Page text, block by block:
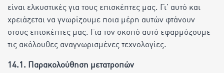
είναι ελκυστικές για τους επισκέπτες μας. Γι’ αυτό και
χρειάζεται να γνωρίζουμε ποια μέρη αυτών φτάνουν
στους επισκέπτες μας. Για τον σκοπό αυτό εφαρμόζουμε
τις ακόλουθες αναγνωρισμένες τεχνολογίες.
14.1. Παρακολούθηση μετατροπών